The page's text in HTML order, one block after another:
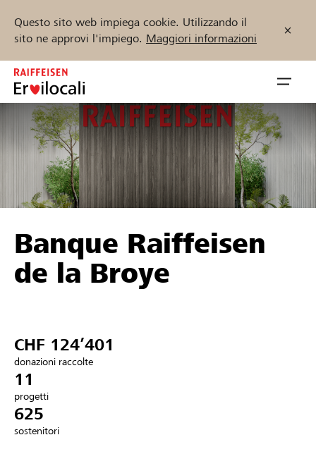
Questo sito web impiega cookie. Utilizzando il
sito ne approvi l'impiego. Maggiori informazioni
Zum
Inhalt
springen
öffnen
Sostenere
Aiuto & supporto
Collegarsi
Trova progetti e organizzazioni
Inizia ora
Banque Raiffeisen
de la Broye
CHF 124’401
donazioni raccolte
11
progetti
625
sostenitori